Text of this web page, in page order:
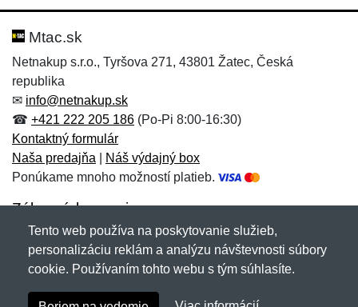
Hodnotenie:
Meno:*
E-mail:
Správa*
Meno:
E-mail:*
Správa*
Mtac.sk
Netnakup s.r.o., Tyršova 271, 43801 Žatec, Česká
republika
✉ info@netnakup.sk
☎ +421 222 205 186 (Po-Pi 8:00-16:30)
Kontaktný formulár
Naša predajňa
Náš výdajný box
Ponúkame mnoho možností platieb.
Zákaznícky servis
Novinky emailom
Copyright © 2007-2026 (19 rokov s vami)Netnakup.sk
Tento web používa na poskytovanie služieb,
personalizáciu reklám a analýzu návštevnosti súbory
cookie. Používaním tohto webu s tým súhlasíte.